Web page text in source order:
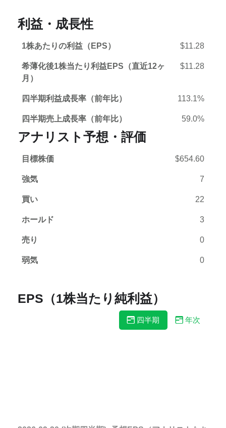
利益・成長性
1株あたりの利益（EPS） $11.28
希薄化後1株当たり利益EPS（直近12ヶ
月）
$11.28
四半期利益成長率（前年比） 113.1%
四半期売上成長率（前年比） 59.0%
アナリスト予想・評価
目標株価 $654.60
強気 7
買い 22
ホールド 3
売り 0
弱気 0
EPS（1株当たり純利益）
四半期 年次